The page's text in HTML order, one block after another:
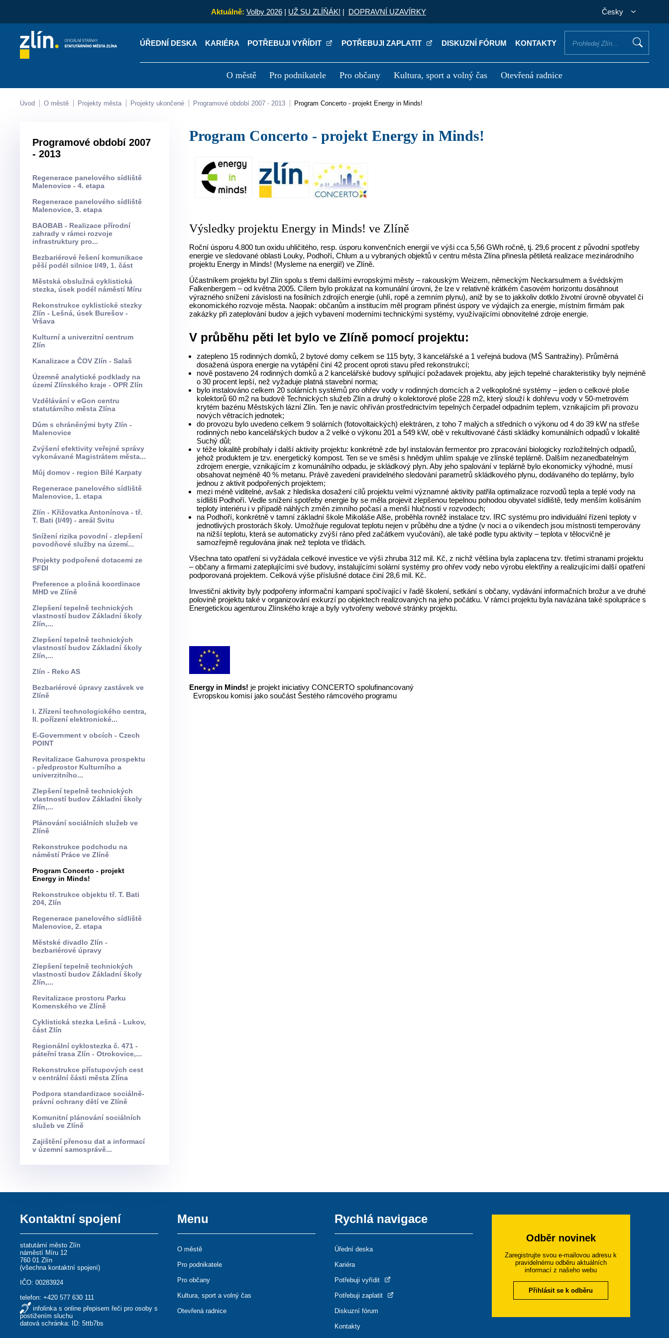
Aktuálně: Volby 2026 | UŽ SU ZLÍŇÁK! | DOPRAVNÍ UZAVÍRKY Česky
ÚŘEDNÍ DESKA KARIÉRA POTŘEBUJI VYŘÍDIT POTŘEBUJI ZAPLATIT DISKUZNÍ FÓRUM KONTAKTY
O městě Pro podnikatele Pro občany Kultura, sport a volný čas Otevřená radnice
Kontakty Úřední deska Kariéra
Úvod O městě Projekty města Projekty ukončené Programové období 2007 - 2013 Program Concerto - projekt Energy in Minds!
Programové období 2007
- 2013
Regenerace panelového sídliště
Malenovice - 4. etapa
Regenerace panelového sídliště
Malenovice, 3. etapa
BAOBAB - Realizace přírodní
zahrady v rámci rozvoje
infrastruktury pro...
Bezbariérové řešení komunikace
pěší podél silnice I/49, 1. část
Městská obslužná cyklistická
stezka, úsek podél náměstí Míru
Rekonstrukce cyklistické stezky
Zlín - Lešná, úsek Burešov -
Vršava
Kulturní a univerzitní centrum
Zlín
Kanalizace a ČOV Zlín - Salaš
Územně analytické podklady na
území Zlínského kraje - OPR Zlín
Vzdělávání v eGon centru
statutárního města Zlína
Dům s chráněnými byty Zlín -
Malenovice
Zvýšení efektivity veřejné správy
vykonávané Magistrátem města...
Můj domov - region Bílé Karpaty
Regenerace panelového sídliště
Malenovice, 1. etapa
Zlín - Křižovatka Antonínova - tř.
T. Bati (I/49) - areál Svitu
Snížení rizika povodní - zlepšení
povodňové služby na území...
Projekty podpořené dotacemi ze
SFDI
Preference a plošná koordinace
MHD ve Zlíně
Zlepšení tepelně technických
vlastností budov Základní školy
Zlín,...
Zlepšení tepelně technických
vlastností budov Základní školy
Zlín,...
Zlín - Reko AS
Bezbariérové úpravy zastávek ve
Zlíně
I. Zřízení technologického centra,
II. pořízení elektronické...
E-Government v obcích - Czech
POINT
Revitalizace Gahurova prospektu
- předprostor Kulturního a
univerzitního...
Zlepšení tepelně technických
vlastností budov Základní školy
Zlín,...
Plánování sociálních služeb ve
Zlíně
Rekonstrukce podchodu na
náměstí Práce ve Zlíně
Program Concerto - projekt
Energy in Minds!
Rekonstrukce objektu tř. T. Bati
204, Zlín
Regenerace panelového sídliště
Malenovice, 2. etapa
Městské divadlo Zlín -
bezbariérové úpravy
Zlepšení tepelně technických
vlastností budov Základní školy
Zlín,...
Revitalizace prostoru Parku
Komenského ve Zlíně
Cyklistická stezka Lešná - Lukov,
část Zlín
Regionální cyklostezka č. 471 -
páteřní trasa Zlín - Otrokovice,...
Rekonstrukce přístupových cest
v centrální části města Zlína
Podpora standardizace sociálně-
právní ochrany dětí ve Zlíně
Komunitní plánování sociálních
služeb ve Zlíně
Zajištění přenosu dat a informací
v územní samosprávě...
Program Concerto - projekt Energy in Minds!
Výsledky projektu Energy in Minds! ve Zlíně
Roční úsporu 4.800 tun oxidu uhličitého, resp. úsporu konvenčních energií ve výši cca 5,56 GWh ročně, tj. 29,6 procent z původní spotřeby
energie ve sledované oblasti Louky, Podhoří, Chlum a u vybraných objektů v centru města Zlína přinesla pětiletá realizace mezinárodního
projektu Energy in Minds! (Mysleme na energii!) ve Zlíně.
Účastníkem projektu byl Zlín spolu s třemi dalšími evropskými městy – rakouským Weizem, německým Neckarsulmem a švédským
Falkenbergem – od května 2005. Cílem bylo prokázat na komunální úrovni, že lze v relativně krátkém časovém horizontu dosáhnout
výrazného snížení závislosti na fosilních zdrojích energie (uhlí, ropě a zemním plynu), aniž by se to jakkoliv dotklo životní úrovně obyvatel či
ekonomického rozvoje města. Naopak: občanům a institucím měl program přinést úspory ve výdajích za energie, místním firmám pak
zakázky při zateplování budov a jejich vybavení moderními technickými systémy, využívajícími obnovitelné zdroje energie.
V průběhu pěti let bylo ve Zlíně pomocí projektu:
zatepleno 15 rodinných domků, 2 bytové domy celkem se 115 byty, 3 kancelářské a 1 veřejná budova (MŠ Santražiny). Průměrná
dosažená úspora energie na vytápění činí 42 procent oproti stavu před rekonstrukcí;
nově postaveno 24 rodinných domků a 2 kancelářské budovy splňující požadavek projektu, aby jejich tepelné charakteristiky byly nejméně
o 30 procent lepší, než vyžaduje platná stavební norma;
bylo instalováno celkem 20 solárních systémů pro ohřev vody v rodinných domcích a 2 velkoplošné systémy – jeden o celkové ploše
kolektorů 60 m2 na budově Technických služeb Zlín a druhý o kolektorové ploše 228 m2, který slouží k dohřevu vody v 50-metrovém
krytém bazénu Městských lázní Zlín. Ten je navíc ohříván prostřednictvím tepelných čerpadel odpadním teplem, vznikajícím při provozu
nových větracích jednotek;
do provozu bylo uvedeno celkem 9 solárních (fotovoltaických) elektráren, z toho 7 malých a středních o výkonu od 4 do 39 kW na střeše
rodinných nebo kancelářských budov a 2 velké o výkonu 201 a 549 kW, obě v rekultivované části skládky komunálních odpadů v lokalitě
Suchý důl;
v téže lokalitě probíhaly i další aktivity projektu: konkrétně zde byl instalován fermentor pro zpracování biologicky rozložitelných odpadů,
jehož produktem je tzv. energetický kompost. Ten se ve směsi s hnědým uhlím spaluje ve zlínské teplárně. Dalším nezanedbatelným
zdrojem energie, vznikajícím z komunálního odpadu, je skládkový plyn. Aby jeho spalování v teplárně bylo ekonomicky výhodné, musí
obsahovat nejméně 40 % metanu. Právě zavedení pravidelného sledování parametrů skládkového plynu, dodávaného do teplárny, bylo
jednou z aktivit podpořených projektem;
mezi méně viditelné, avšak z hlediska dosažení cílů projektu velmi významné aktivity patřila optimalizace rozvodů tepla a teplé vody na
sídlišti Podhoří. Vedle snížení spotřeby energie by se měla projevit zlepšenou tepelnou pohodou obyvatel sídliště, tedy menším kolísáním
teploty interiéru i v případě náhlých změn zimního počasí a menší hlučností v rozvodech;
na Podhoří, konkrétně v tamní základní škole Mikoláše Alše, proběhla rovněž instalace tzv. IRC systému pro individuální řízení teploty v
jednotlivých prostorách školy. Umožňuje regulovat teplotu nejen v průběhu dne a týdne (v noci a o víkendech jsou místnosti temperovány
na nižší teplotu, která se automaticky zvýší ráno před začátkem vyučování), ale také podle typu aktivity – teplota v tělocvičně je
samozřejmě regulována jinak než teplota ve třídách.
Všechna tato opatření si vyžádala celkové investice ve výši zhruba 312 mil. Kč, z nichž většina byla zaplacena tzv. třetími stranami projektu
– občany a firmami zateplujícími své budovy, instalujícími solární systémy pro ohřev vody nebo výrobu elektřiny a realizujícími další opatření
podporovaná projektem. Celková výše příslušné dotace činí 28,6 mil. Kč.
Investiční aktivity byly podpořeny informační kampaní spočívající v řadě školení, setkání s občany, vydávání informačních brožur a ve druhé
polovině projektu také v organizování exkurzí po objektech realizovaných na jeho počátku. V rámci projektu byla navázána také spolupráce s
Energetickou agenturou Zlínského kraje a byly vytvořeny webové stránky projektu.
Energy in Minds! je projekt iniciativy CONCERTO spolufinancovaný
Evropskou komisí jako součást Šestého rámcového programu
Kontaktní spojení
statutární město Zlín
náměstí Míru 12
760 01 Zlín
(všechna kontaktní spojení)
IČO: 00283924
telefon:+420 577 630 111
infolinka s online přepisem řeči pro osoby s
postižením sluchu
datová schránka: ID: 5ttb7bs
Menu
O městě
Pro podnikatele
Pro občany
Kultura, sport a volný čas
Otevřená radnice
Rychlá navigace
Úřední deska
Kariéra
Potřebuji vyřídit
Potřebuji zaplatit
Diskuzní fórum
Kontakty
Odběr novinek
Zaregistrujte svou e-mailovou adresu k
pravidelnému odběru aktuálních
informací z našeho webu
Přihlásit se k odběru